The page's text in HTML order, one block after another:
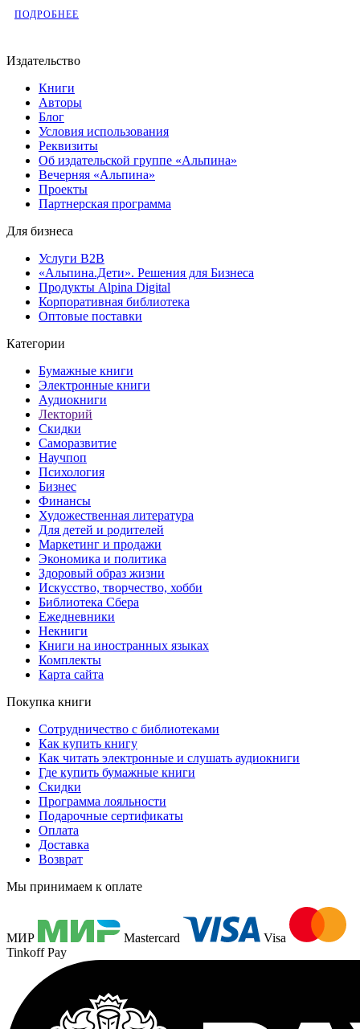
ПОДРОБНЕЕ
Издательство
Книги
Авторы
Блог
Условия использования
Реквизиты
Об издательской группе «Альпина»
Вечерняя «Альпина»
Проекты
Партнерская программа
Для бизнеса
Услуги B2B
«Альпина.Дети». Решения для Бизнеса
Продукты Alpina Digital
Корпоративная библиотека
Оптовые поставки
Категории
Бумажные книги
Электронные книги
Аудиокниги
Лекторий
Скидки
Саморазвитие
Научпоп
Психология
Бизнес
Финансы
Художественная литература
Для детей и родителей
Маркетинг и продажи
Экономика и политика
Здоровый образ жизни
Искусство, творчество, хобби
Библиотека Сбера
Ежедневники
Некниги
Книги на иностранных языках
Комплекты
Карта сайта
Покупка книги
Сотрудничество с библиотеками
Как купить книгу
Как читать электронные и слушать аудиокниги
Где купить бумажные книги
Скидки
Программа лояльности
Подарочные сертификаты
Оплата
Доставка
Возврат
Мы принимаем к оплате
МИР Mastercard
Visa
Tinkoff Pay